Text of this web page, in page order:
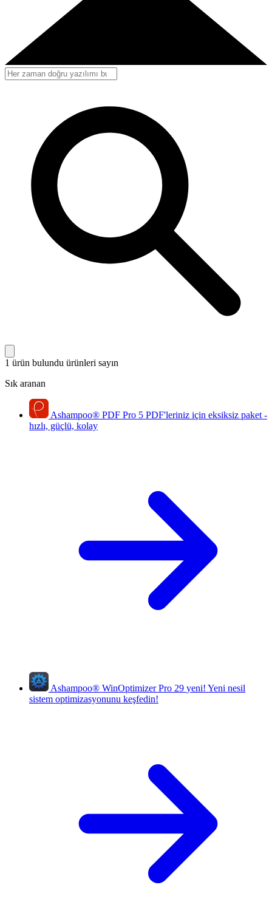
1 ürün bulundu ürünleri sayın
Sık aranan
Ashampoo® PDF Pro 5 PDF'leriniz için eksiksiz paket -
hızlı, güçlü, kolay
Ashampoo® WinOptimizer Pro 29 yeni! Yeni nesil
sistem optimizasyonunu keşfedin!